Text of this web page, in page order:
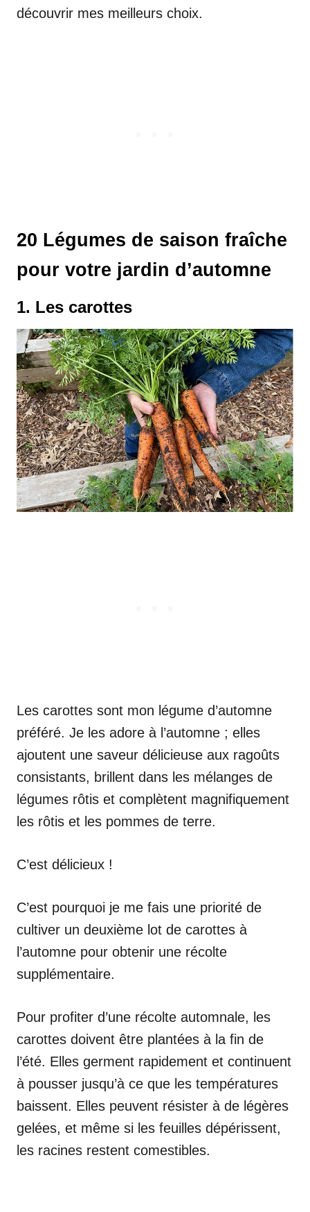
découvrir mes meilleurs choix.
20 Légumes de saison fraîche
pour votre jardin d’automne
1. Les carottes
Les carottes sont mon légume d’automne
préféré. Je les adore à l’automne ; elles
ajoutent une saveur délicieuse aux ragoûts
consistants, brillent dans les mélanges de
légumes rôtis et complètent magnifiquement
les rôtis et les pommes de terre.
C’est délicieux !
C’est pourquoi je me fais une priorité de
cultiver un deuxième lot de carottes à
l’automne pour obtenir une récolte
supplémentaire.
Pour profiter d’une récolte automnale, les
carottes doivent être plantées à la fin de
l’été. Elles germent rapidement et continuent
à pousser jusqu’à ce que les températures
baissent. Elles peuvent résister à de légères
gelées, et même si les feuilles dépérissent,
les racines restent comestibles.